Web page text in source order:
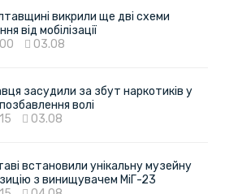
викрили ще дві схеми
від мобілізації
03.08
засудили за збут наркотиків у
волі
03.08
встановили унікальну музейну
з винищувачем МіГ-23